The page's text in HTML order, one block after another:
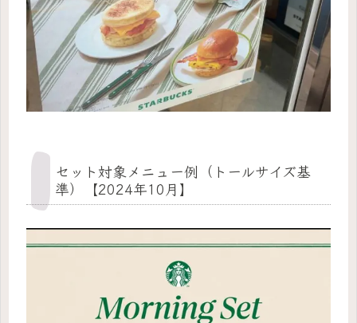
セット対象メニュー例（トールサイズ基
準）【2024年10月】